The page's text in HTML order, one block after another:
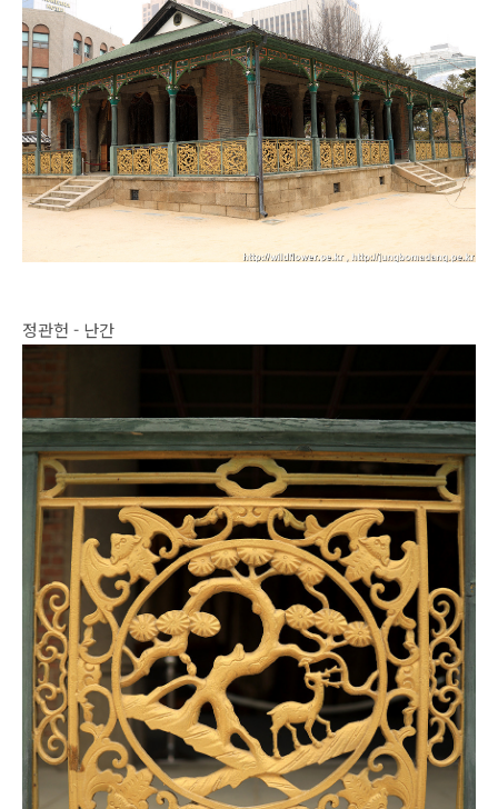
정관헌 - 난간